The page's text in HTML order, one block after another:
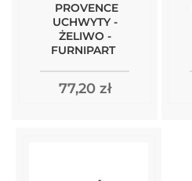
PROVENCE
UCHWYTY -
ŻELIWO -
FURNIPART
77,20 zł